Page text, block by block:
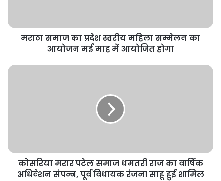
मराठा समाज का प्रदेश स्तरीय महिला सम्मेलन का
आयोजन मई माह में आयोजित होगा
कोसरिया मरार पटेल समाज धमतरी राज का वार्षिक
अधिवेशन संपन्न, पूर्व विधायक रंजना साहू हुई शामिल